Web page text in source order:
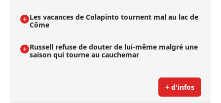
Les vacances de Colapinto tournent mal au lac de
Côme
Russell refuse de douter de lui-même malgré une
saison qui tourne au cauchemar
+ d'infos